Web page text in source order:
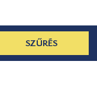
SZŰRÉS